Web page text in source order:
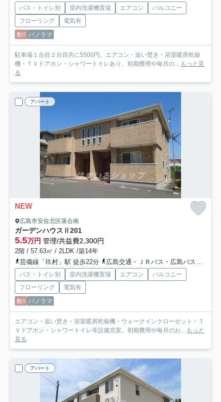
バス・トイレ別 室内洗濯機置場 エアコン
バルコニー
フローリング
電気有
敷0 パノラマ
駐車場１台目２台目共に5500円。エアコン・追い焚き・浴室暖房乾燥
機・ＴＶドアホン・シャワートイレあり。初期費用や毎月の... もっと見
る
アパート
NEW
広島市安佐北区落合南
ガーデンハウスⅡ 201
5.5万円 管理/共益費2,300円
2階 / 57.63㎡ / 2LDK /築14年
芸備線「玖村」駅 徒歩22分
広島交通・ＪＲバス・広島バス「岩ノ上バス停」バス停下車 徒歩4分
バス・トイレ別 室内洗濯機置場 エアコン
バルコニー
フローリング
電気有
敷0 パノラマ
エアコン・追い焚き・浴室暖房乾燥機・ウォークインクローゼット・Ｔ
Ｖドアホン・シャワートイレ等設備充実。初期費用や毎月のお... もっと
見る
アパート